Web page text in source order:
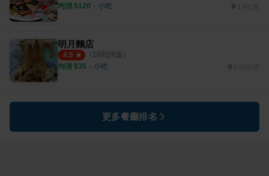
均消 $120 ・ 小吃 1.4公里
明月麵店
4.5 （ 18則評論）
均消 $35 ・ 小吃
更多餐廳排名